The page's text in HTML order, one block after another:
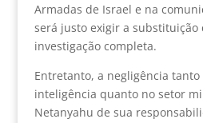
Armadas de Israel e na
será justo exigir a substituição
investigação completa.
Entretanto, a negligência tanto
inteligência quanto no setor
Netanyahu de sua